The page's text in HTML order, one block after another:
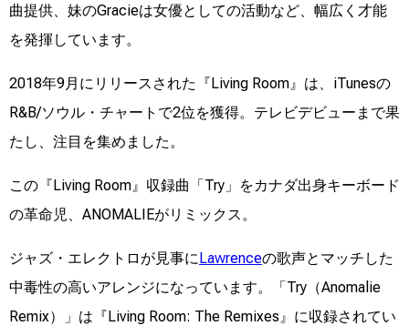
曲提供、妹のGracieは女優としての活動など、幅広く才能
を発揮しています。
2018年9月にリリースされた『Living Room』は、iTunesの
R&B/ソウル・チャートで2位を獲得。テレビデビューまで果
たし、注目を集めました。
この『Living Room』収録曲「Try」をカナダ出身キーボード
の革命児、ANOMALIEがリミックス。
ジャズ・エレクトロが見事にLawrenceの歌声とマッチした
中毒性の高いアレンジになっています。「Try（Anomalie
Remix）」は『Living Room: The Remixes』に収録されてい